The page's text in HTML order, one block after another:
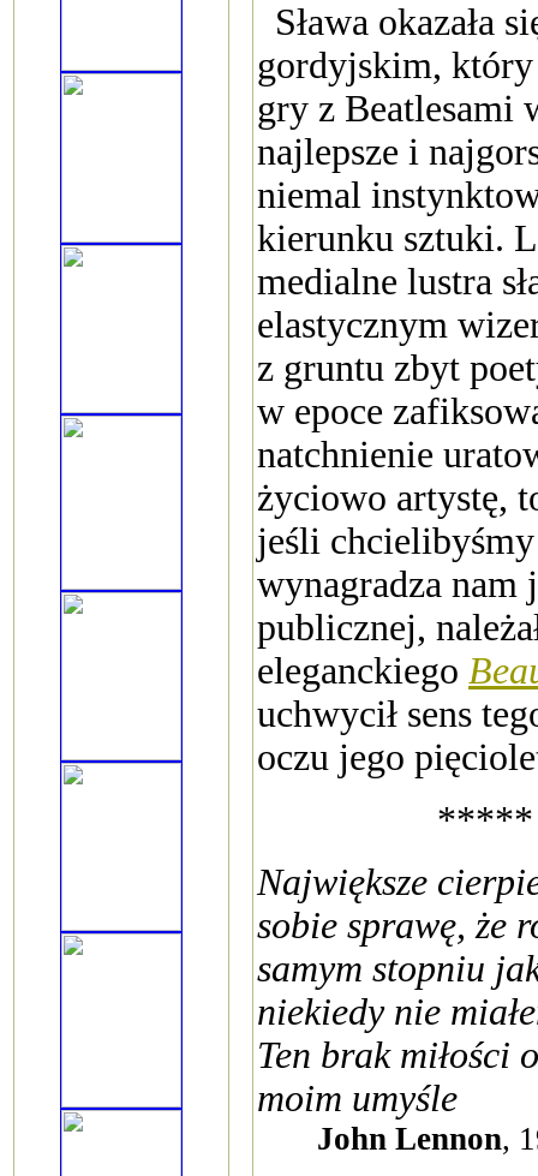
Sława okazała
gordyjskim,
gry z Beatlesami
najlepsze i
niemal
kierunku sztuki.
medialne lustra
elastycznym
z gruntu zbyt
w epoce
natchnienie
życiowo artystę,
jeśli
wynagradza nam
publicznej,
eleganckiego
uchwycił sens
oczu jego
*****
Największe
sobie sprawę, że
samym stopniu
niekiedy nie
Ten brak miłości
moim umyśle
John Lennon,